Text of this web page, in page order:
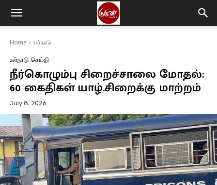
Home உள்நாடு
உள்நாடு செய்தி
நீர்கொழும்பு சிறைச்சாலை மோதல்:
60 கைதிகள் யாழ்.சிறைக்கு மாற்றம்
July 8, 2026